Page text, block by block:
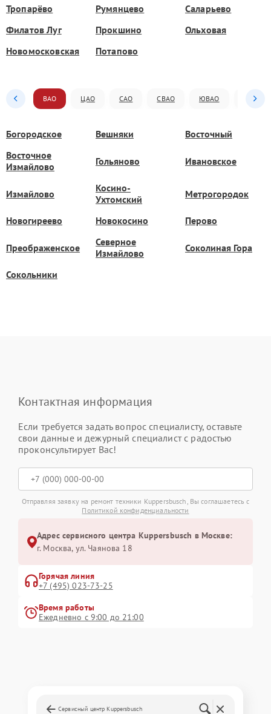
Тропарёво Румянцево
Саларьево
Филатов Луг
Прокшино
Ольховая
Новомосковская
Потапово
ВАО ЦАО САО СВАО ЮВАО ЮАО
Богородское Вешняки
Восточный
Восточное
Измайлово
Гольяново Ивановское
Измайлово
Косино-
Ухтомский
Метрогородок
Новогиреево Новокосино Перово
Преображенское
Северное
Измайлово
Соколиная Гора
Сокольники
Контактная информация
Если требуется задать вопрос специалисту, оставьте
свои данные и дежурный специалист с радостью
проконсультирует Вас!
Отправляя заявку на ремонт техники Kuppersbusch, Вы соглашаетесь с
Политикой конфиденциальности
Адрес сервисного центра Kuppersbusch в Москве:
г. Москва, ул. Чаянова 18
Горячая линия
+7 (495) 023-73-25
Время работы
Ежедневно с 9:00 до 21:00
Сервисный центр Kuppersbusch